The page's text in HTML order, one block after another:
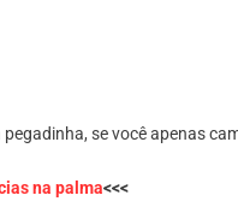
se você apenas
na palma<<<